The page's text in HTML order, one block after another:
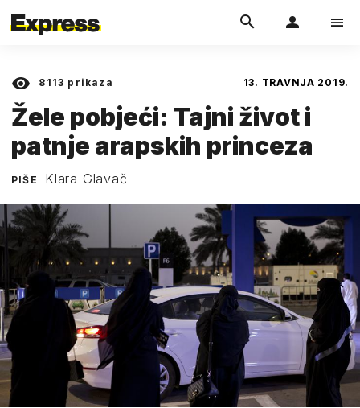
8113 prikaza 13. TRAVNJA 2019.
Žele pobjeći: Tajni život i
patnje arapskih princeza
PIŠE Klara Glavač